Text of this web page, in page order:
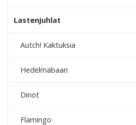
Lastenjuhlat
Autch! Kaktuksia
Hedelmäbaari
Dinot
Flamingo